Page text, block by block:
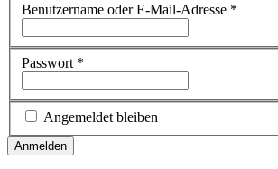
Benutzername oder E-Mail-Adresse *
Passwort *
Angemeldet bleiben